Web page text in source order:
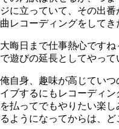
ジに立っていて、その出
曲レコーディングをしてき
大晦日まで仕事熱心です
で遊びの延長としてやって
俺自身、趣味が高じてい
イブするにもレコーディ
を払ってでもやりたい楽
るようになってからは、ど